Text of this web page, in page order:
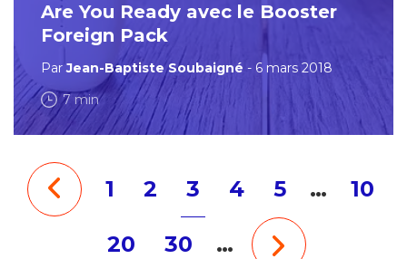
Are You Ready avec le Booster
Foreign Pack
ParJean-Baptiste Soubaigné - 6 mars 2018
7 min
1 2 3 4 5 … 10
20 30 …